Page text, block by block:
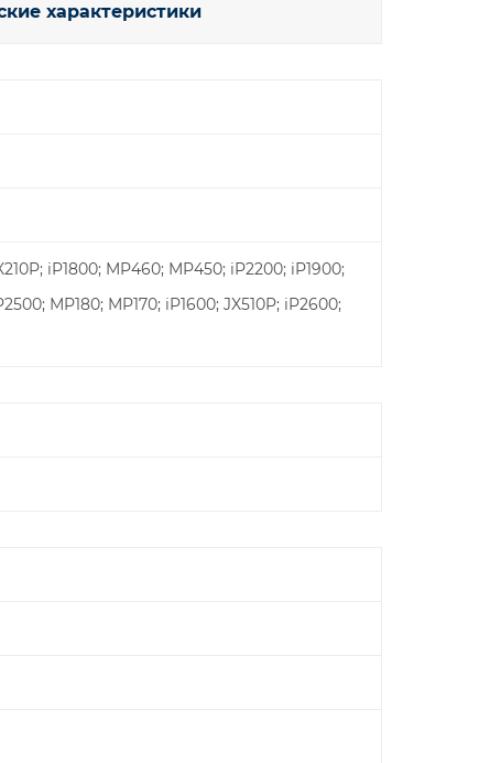
характеристики
iP1800; MP460; MP450; iP2200; iP1900;
MP180; MP170; iP1600; JX510P; iP2600;